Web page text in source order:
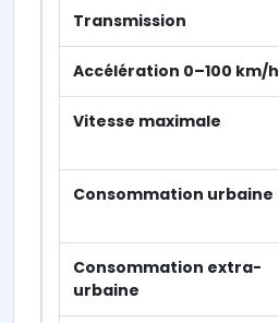
Transmission
Accélération 0–100 km/h
Vitesse maximale
Consommation urbaine
Consommation extra-
urbaine